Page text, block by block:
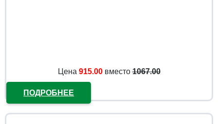
Цена 915.00вместо1067.00
ПОДРОБНЕЕ